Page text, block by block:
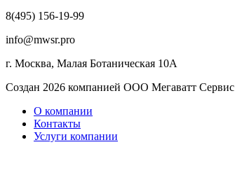
8(495) 156-19-99
info@mwsr.pro
г. Москва, Малая Ботаническая 10А
Создан 2026 компанией ООО Мегаватт Сервис
О компании
Контакты
Услуги компании